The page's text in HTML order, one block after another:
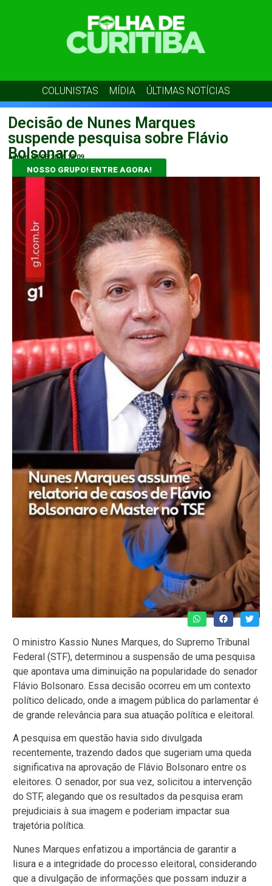
COLUNISTAS MÍDIA ÚLTIMAS NOTÍCIAS
Decisão de Nunes Marques
suspende pesquisa sobre Flávio
Bolsonaro
admin 08/06/2026 13:09
NOSSO GRUPO! ENTRE AGORA!
O ministro Kassio Nunes Marques, do Supremo Tribunal
Federal (STF), determinou a suspensão de uma pesquisa
que apontava uma diminuição na popularidade do senador
Flávio Bolsonaro. Essa decisão ocorreu em um contexto
político delicado, onde a imagem pública do parlamentar é
de grande relevância para sua atuação política e eleitoral.
A pesquisa em questão havia sido divulgada
recentemente, trazendo dados que sugeriam uma queda
significativa na aprovação de Flávio Bolsonaro entre os
eleitores. O senador, por sua vez, solicitou a intervenção
do STF, alegando que os resultados da pesquisa eram
prejudiciais à sua imagem e poderiam impactar sua
trajetória política.
Nunes Marques enfatizou a importância de garantir a
lisura e a integridade do processo eleitoral, considerando
que a divulgação de informações que possam induzir a